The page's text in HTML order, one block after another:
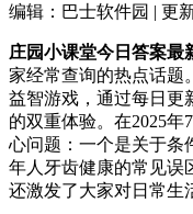
编辑：巴士软件园 | 更
庄园小课堂今日答案最
家经常查询的热点话题
益智游戏，通过每日更
的双重体验。在2025
心问题：一个是关于条
年人牙齿健康的常见误
还激发了大家对日常生